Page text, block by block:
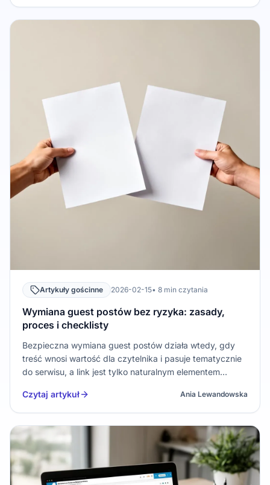
są: dopasowanie tematyczne, ja…
Artykuły gościnne 2026-02-15• 8 min czytania
Wymiana guest postów bez ryzyka: zasady,
proces i checklisty
Bezpieczna wymiana guest postów działa wtedy, gdy
treść wnosi wartość dla czytelnika i pasuje tematycznie
do serwisu, a link jest tylko naturalnym elementem
obie strony mają kontrolę redakcyjną, jasne zasady
linkowania oraz mie…
Czytaj artykuł Ania Lewandowska